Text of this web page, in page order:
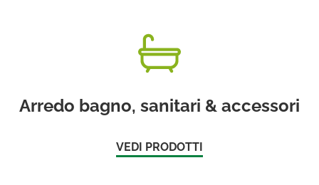
Arredo bagno, sanitari & accessori
VEDI PRODOTTI